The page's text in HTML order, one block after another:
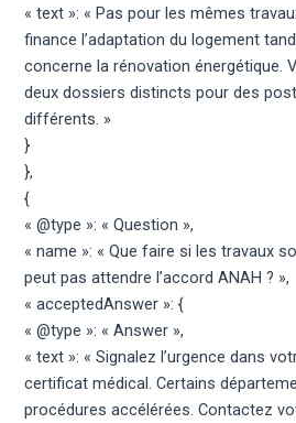
« text »: « Pas pour les mêmes
finance l’adaptation du logement
concerne la rénovation énergétique.
deux dossiers distincts pour des
différents. »
}
},
{
« @type »: « Question »,
« name »: « Que faire si les travaux
peut pas attendre l’accord ANAH ? »,
« acceptedAnswer »: {
« @type »: « Answer »,
« text »: « Signalez l’urgence dans
certificat médical. Certains
procédures accélérées. Contactez